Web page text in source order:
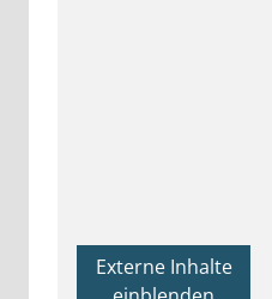
Externe Inhalte